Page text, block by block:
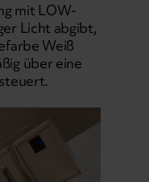
mit LOW-
Licht abgibt,
Weiß
über eine